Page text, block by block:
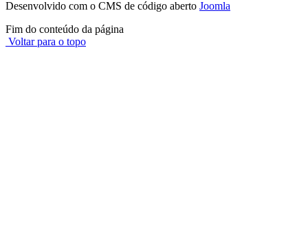
Desenvolvido com o CMS de código aberto Joomla
Fim do conteúdo da página
Voltar para o topo